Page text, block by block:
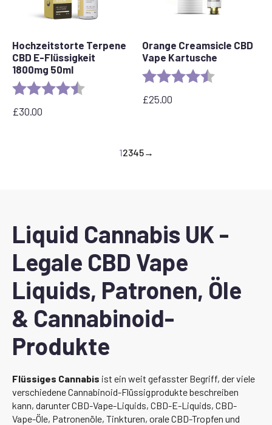
Hochzeitstorte Terpene
CBD E-Flüssigkeit
1800mg 50ml
Bewertung: 4,8 von 5 Sternen
£30.00
Orange Creamsicle CBD
Vape Kartusche
Bewertung:
£25.00
12345→
Liquid Cannabis UK -
Legale CBD Vape
Liquids, Patronen, Öle
& Cannabinoid-
Produkte
Flüssiges Cannabis ist ein weit gefasster Begriff, der viele
verschiedene Cannabinoid-Flüssigprodukte beschreiben
kann, darunter CBD-Vape-Liquids, CBD-E-Liquids, CBD-
Vape-Öle, Patronenöle, Tinkturen, orale CBD-Tropfen und